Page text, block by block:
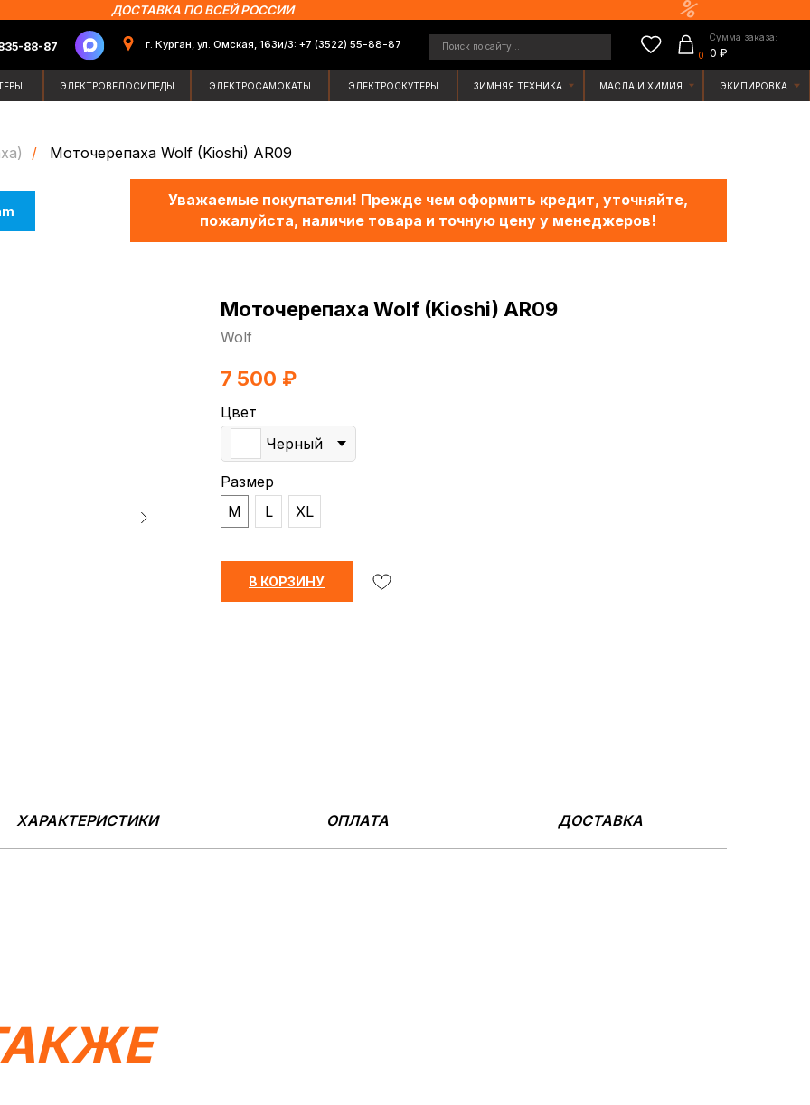
Поиск по сайту...
Сумма заказа:
г. Курган, ул. Омская, 163и/3: +7 (3522) 55-88-87
ДОСТАВКА ПО ВСЕЙ РОССИИ
/ Моточерепаха Wolf (Kioshi) AR09
Уважаемые покупатели! Прежде чем оформить кредит, уточняйте,
пожалуйста, наличие товара и точную цену у менеджеров!
Моточерепаха Wolf (Kioshi) AR09
Wolf
7 500 ₽
Цвет
Черный
Размер
M
L XL
В КОРЗИНУ
ХАРАКТЕРИСТИКИ ОПЛАТА ДОСТАВКА